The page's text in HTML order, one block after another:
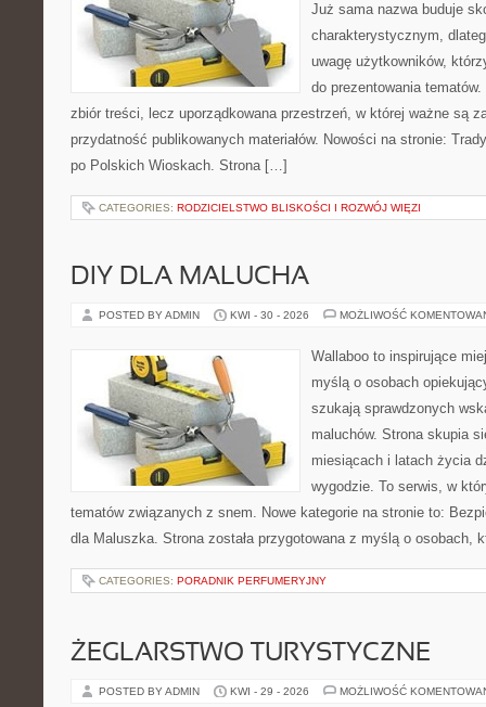
Już sama nazwa buduje
charakterystycznym,
uwagę użytkowników,
do prezentowania
zbiór treści, lecz uporządkowana przestrzeń, w której ważne są
przydatność publikowanych materiałów. Nowości na stronie:
po Polskich Wioskach. Strona […]
CATEGORIES: RODZICIELSTWO BLISKOŚCI I ROZWÓJ WIĘZI
DIY DLA MALUCHA
POSTED BY ADMIN KWI - 30 - 2026 MOŻLIWOŚĆ
Wallaboo to inspirujące
myślą o osobach
szukają sprawdzonych
maluchów. Strona skupia
miesiącach i latach życia
wygodzie. To serwis, w
tematów związanych z snem. Nowe kategorie na stronie to:
dla Maluszka. Strona została przygotowana z myślą o osobach,
CATEGORIES: PORADNIK PERFUMERYJNY
ŻEGLARSTWO TURYSTYCZNE
POSTED BY ADMIN KWI - 29 - 2026 MOŻLIWOŚĆ